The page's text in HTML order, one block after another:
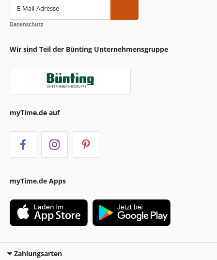
E-Mail-Adresse
Datenschutz
Wir sind Teil der Bünting Unternehmensgruppe
myTime.de auf
myTime.de Apps
Zahlungsarten